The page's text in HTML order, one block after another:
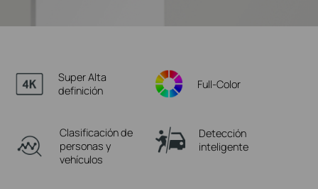
Super Alta
definición
Full-Color
Clasificación de
personas y
vehículos
Detección
inteligente